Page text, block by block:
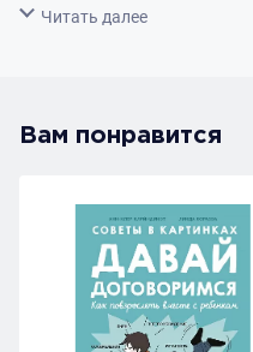
факультеты Ленинградского
Свернуть
Читать далее
Вам понравится